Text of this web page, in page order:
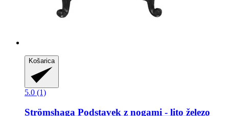
Košarica
5.0 (1)
Strömshaga Podstavek z nogami -​ lito železo